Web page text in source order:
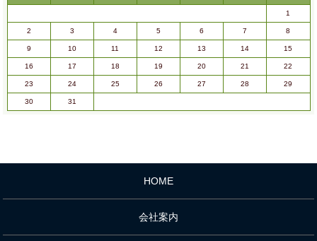
1
2 3 4 5 6 7 8
9 10 11 12 13 14 15
16 17 18 19 20 21 22
23 24 25 26 27 28 29
30 31
HOME
会社案内